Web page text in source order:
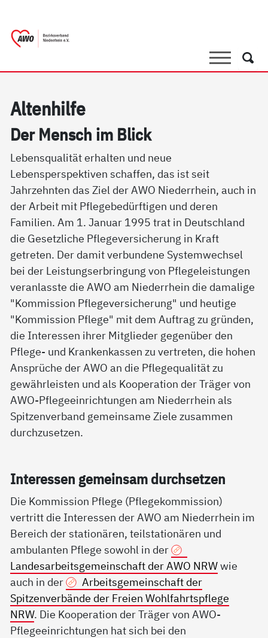
SucheSuche
Al­ten­hil­fe
Der Mensch im Blick
Lebensqualität erhalten und neue
Lebensperspektiven schaffen, das ist seit
Jahrzehnten das Ziel der AWO Niederrhein, auch in
der Arbeit mit Pflegebedürftigen und deren
Familien. Am 1. Januar 1995 trat in Deutschland
die Gesetzliche Pflegeversicherung in Kraft
getreten. Der damit verbundene Systemwechsel
bei der Leistungserbringung von Pflegeleistungen
veranlasste die AWO am Niederrhein die damalige
"Kommission Pflegeversicherung" und heutige
"Kommission Pflege" mit dem Auftrag zu gründen,
die Interessen ihrer Mitglieder gegenüber den
Pflege- und Krankenkassen zu vertreten, die hohen
Ansprüche der AWO an die Pflegequalität zu
gewährleisten und als Kooperation der Träger von
AWO-Pflegeeinrichtungen am Niederrhein als
Spitzenverband gemeinsame Ziele zusammen
durchzusetzen.
In­ter­es­sen ge­mein­sam durch­set­zen
Die Kommission Pflege (Pflegekommission)
vertritt die Interessen der AWO am Niederrhein im
Bereich der stationären, teilstationären und
ambulanten Pflege sowohl in der
Landesarbeitsgemeinschaft der AWO NRWwie
auch in der
Arbeitsgemeinschaft der
Spitzenverbände der Freien Wohlfahrtspflege
NRW. Die Kooperation der Träger von AWO-
Pflegeeinrichtungen hat sich bei den